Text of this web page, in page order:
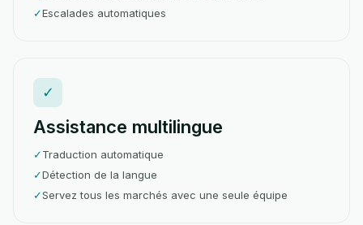
✓Escalades automatiques
✓
Assistance multilingue
✓Traduction automatique
✓Détection de la langue
✓Servez tous les marchés avec une seule équipe